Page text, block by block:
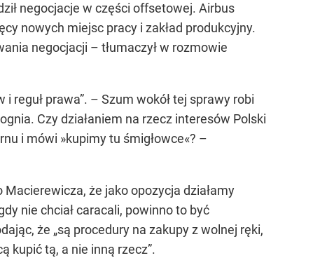
negocjacje w części offsetowej. Airbus
nowych miejsc pracy i zakład produkcyjny.
negocjacji – tłumaczył w rozmowie
reguł prawa”. – Szum wokół tej sprawy robi
Czy działaniem na rzecz interesów Polski
i mówi »kupimy tu śmigłowce«? –
że jako opozycja działamy
nie chciał caracali, powinno to być
że „są procedury na zakupy z wolnej ręki,
kupić tą, a nie inną rzecz”.